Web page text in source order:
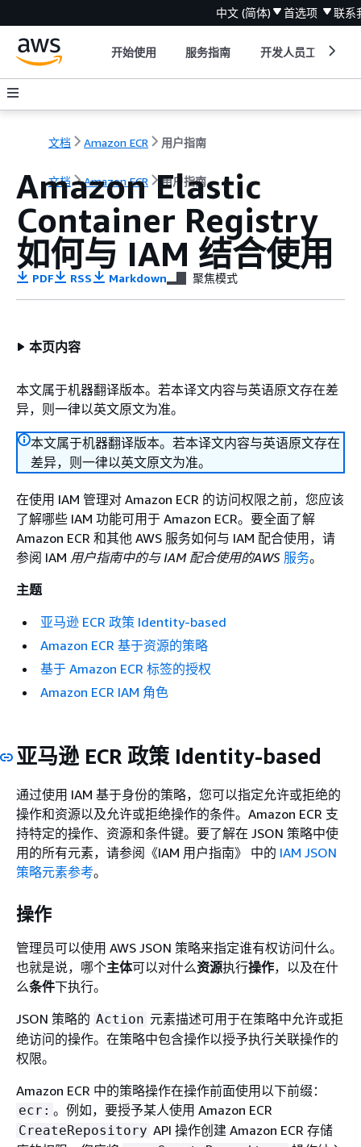
中文 (简体) 首选项 联系
开始使用 服务指南 开发人员工具
文档 Amazon ECR 用户指南
文档 Amazon ECR 用户指南
Amazon Elastic
Container Registry
如何与 IAM 结合使用
PDF RSS Markdown 聚焦模式
本页内容
本文属于机器翻译版本。若本译文内容与英语原文存在差
异，则一律以英文原文为准。
本文属于机器翻译版本。若本译文内容与英语原文存在
差异，则一律以英文原文为准。
在使用 IAM 管理对 Amazon ECR 的访问权限之前，您应该
了解哪些 IAM 功能可用于 Amazon ECR。要全面了解
Amazon ECR 和其他 AWS 服务如何与 IAM 配合使用，请
参阅 IAM 用户指南中的与 IAM 配合使用的AWS 服务。
主题
亚马逊 ECR 政策 Identity-based
Amazon ECR 基于资源的策略
基于 Amazon ECR 标签的授权
Amazon ECR IAM 角色
亚马逊 ECR 政策 Identity-based
通过使用 IAM 基于身份的策略，您可以指定允许或拒绝的
操作和资源以及允许或拒绝操作的条件。Amazon ECR 支
持特定的操作、资源和条件键。要了解在 JSON 策略中使
用的所有元素，请参阅《IAM 用户指南》
中的 IAM JSON
策略元素参考。
操作
管理员可以使用 AWS JSON 策略来指定谁有权访问什么。
也就是说，哪个主体可以对什么资源执行操作，以及在什
么条件下执行。
JSON 策略的 Action 元素描述可用于在策略中允许或拒
绝访问的操作。在策略中包含操作以授予执行关联操作的
权限。
Amazon ECR 中的策略操作在操作前面使用以下前缀：
ecr: 。例如，要授予某人使用 Amazon ECR
CreateRepository API 操作创建 Amazon ECR 存储